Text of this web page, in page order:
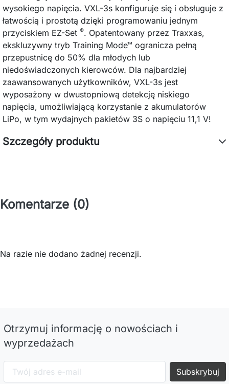
wysokiego napięcia. VXL-3s konfiguruje się i obsługuje z
łatwością i prostotą dzięki programowaniu jednym
przyciskiem EZ-Set ®. Opatentowany przez Traxxas,
ekskluzywny tryb Training Mode™ ogranicza pełną
przepustnicę do 50% dla młodych lub
niedoświadczonych kierowców. Dla najbardziej
zaawansowanych użytkowników, VXL-3s jest
wyposażony w dwustopniową detekcję niskiego
napięcia, umożliwiającą korzystanie z akumulatorów
LiPo, w tym wydajnych pakietów 3S o napięciu 11,1 V!
Szczegóły produktu
Komentarze (0)
Na razie nie dodano żadnej recenzji.
Otrzymuj informację o nowościach i
wyprzedażach